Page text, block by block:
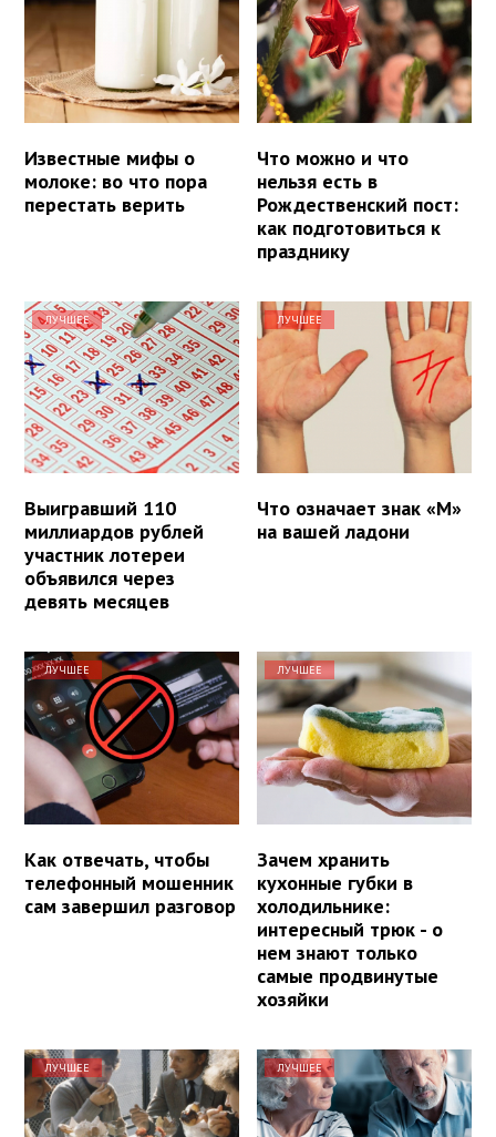
Известные мифы о
молоке: во что пора
перестать верить
Что можно и что
нельзя есть в
Рождественский пост:
как подготовиться к
празднику
ЛУЧШЕЕ
Выигравший 110
миллиардов рублей
участник лотереи
объявился через
девять месяцев
ЛУЧШЕЕ
Что означает знак «М»
на вашей ладони
ЛУЧШЕЕ
Как отвечать, чтобы
телефонный мошенник
сам завершил разговор
ЛУЧШЕЕ
Зачем хранить
кухонные губки в
холодильнике:
интересный трюк - о
нем знают только
самые продвинутые
хозяйки
ЛУЧШЕЕ ЛУЧШЕЕ